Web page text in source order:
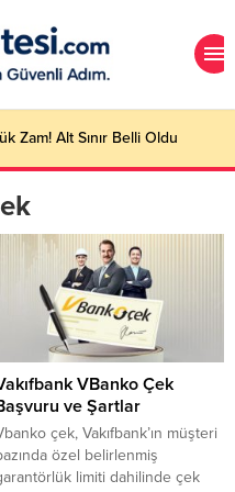
Zam! Alt Sınır Belli Oldu
VBanko Çek
ve Şartlar
çek, Vakıfbank’ın müşteri
özel belirlenmiş
limiti dahilinde çek